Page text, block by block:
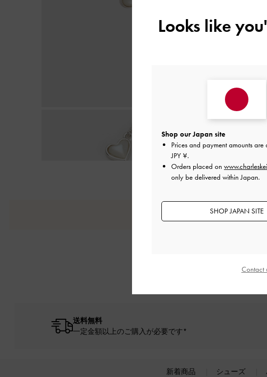
送料無料
一定金額以上のご購入が必要です*
新着商品 シューズ
Looks like
Shop our Japan site
Prices and payment amounts are
JPY ¥.
Orders placed on
only be delivered within Japan.
SHOP JAPAN SITE
Contact